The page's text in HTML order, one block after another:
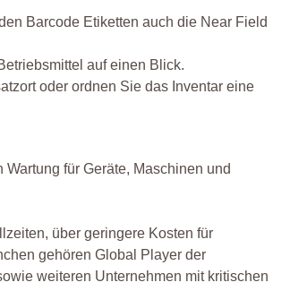
Barcode Etiketten auch die Near Field
auf einen Blick.
oder ordnen Sie das Inventar eine
für Geräte, Maschinen und
über geringere Kosten für
gehören Global Player der
weiteren Unternehmen mit kritischen